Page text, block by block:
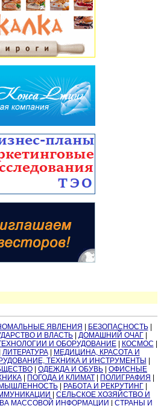
ЯВЛЕНИЯ БЕЗОПАСНОСТЬ|
И ВЛАСТЬ ДОМАШНИЙ ОЧАГ
И ОБОРУДОВАНИЕ| КОСМОС
ЛИТЕРАТУРА|
МЕДИЦИНА, КРАСОТА И
ТЕХНИКА И ИНСТРУМЕНТЫ
ОДЕЖДА И ОБУВЬ
ОФИСНЫЕ
ПОГОДА И КЛИМАТ ПОЛИГРАФИЯ
РАБОТА И РЕКРУТИНГ
СЕЛЬСКОЕ ХОЗЯЙСТВО И
МАССОВОЙ ИНФОРМАЦИИ СТРАНЫ И